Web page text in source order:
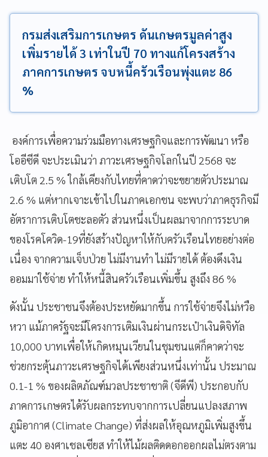
กรมส่งเสริมการเกษตร ดันเกษตรมูลค่าสูง
เพิ่มรายได้ 3 เท่าในปี 70 ทางแก้โครงสร้าง
ภาคการเกษตร จบหนี้ครัวเรือนพุ่งแตะ 86
%
องค์การเพื่อความร่วมมือทางเศรษฐกิจและการพัฒนา หรือ
โออีซีดี จะประเมินว่า ภาวะเศรษฐกิจโลกในปี 2568 จะ
เติบโต 2.5 % ใกล้เคียงกับไทยที่คาดว่าจะขยายตัวประมาณ
2.6 % แต่หากเจาะเข้าไปในภาคเอกชน จะพบว่าภาคธุรกิจมี
อัตราการเติบโตชะลอตัว ส่วนหนึ่งเป็นผลมาจากการระบาด
ของโรคโควิด-19ที่ยังสร้างปัญหาให้กับครัวเรือนไทยอย่างต่อ
เนื่อง จากความเจ็บป่วย ไม่มีงานทำ ไม่มีรายได้ ต้องดึงเงิน
ออมมาใช้จ่าย ทำให้หนี้สินครัวเรือนเพิ่มขึ้น สูงถึง 86 %
ดังนั้น ประชาชนจึงต้องประหยัดมากขึ้น การใช้จ่ายจึงไม่หวือ
หวา แม้ภาครัฐจะมีโครงการเติมเงินผ่านกระเป๋าเงินดิจิทัล
10,000 บาทเพื่อให้เกิดหมุนเวียนในชุมชนแต่ก็คาดว่าจะ
ช่วยกระตุ้นภาวะเศรษฐกิจได้เพียงส่วนหนึ่งเท่านั้น ประมาณ
0.1-1 % ของผลิตภัณฑ์มวลประชาชาติ (จีดีพี) ประกอบกับ
ภาคการเกษตรได้รับผลกระทบจากการเปลี่ยนแปลงสภาพ
ภูมิอากาศ (Climate Change) ที่ส่งผลให้อุณหภูมิเพิ่มสูงขึ้น
แตะ 40 องศาเชลเซียส ทำให้ไม้ผลติดดอกออกผลไม่ตรงตาม